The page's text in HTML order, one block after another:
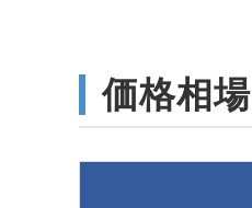
価格相場